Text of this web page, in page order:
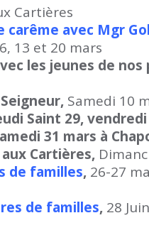
Cartières
carême avec Mgr
13 et 20 mars
les jeunes de
Samedi 10
Saint 29,
31 mars à
Cartières,
de familles, 26-27
de familles, 28